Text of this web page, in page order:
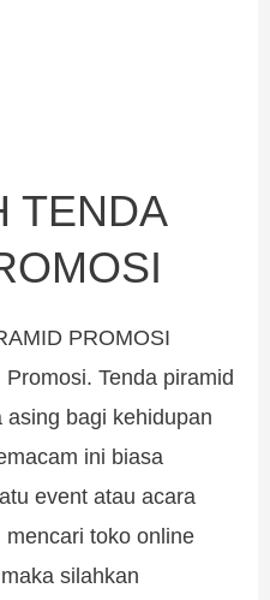
TENDA
PROMOSI
Tenda piramid
bagi kehidupan
ini biasa
event atau acara
mencari toko online
silahkan